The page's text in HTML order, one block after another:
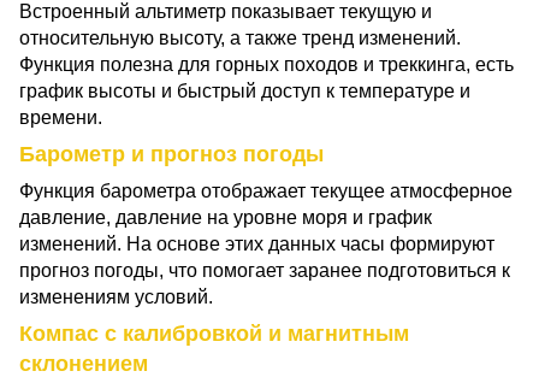
Встроенный альтиметр показывает текущую и
относительную высоту, а также тренд изменений.
Функция полезна для горных походов и треккинга, есть
график высоты и быстрый доступ к температуре и
времени.
Барометр и прогноз погоды
Функция барометра отображает текущее атмосферное
давление, давление на уровне моря и график
изменений. На основе этих данных часы формируют
прогноз погоды, что помогает заранее подготовиться к
изменениям условий.
Компас с калибровкой и магнитным
склонением